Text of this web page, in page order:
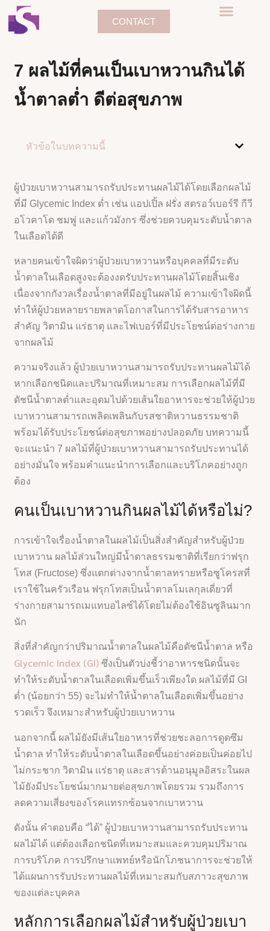
CONTACT
7 ผลไม้ที่คนเป็นเบาหวานกินได้
น้ำตาลต่ำ ดีต่อสุขภาพ
หัวข้อในบทความนี้
ผู้ป่วยเบาหวานสามารถรับประทานผลไม้ได้โดยเลือกผลไม้
ที่มี Glycemic Index ต่ำ เช่น แอปเปิ้ล ฝรั่ง สตรอว์เบอร์รี กีวี
อโวคาโด ชมพู่ และแก้วมังกร ซึ่งช่วยควบคุมระดับน้ำตาล
ในเลือดได้ดี
หลายคนเข้าใจผิดว่าผู้ป่วยเบาหวานหรือบุคคลที่มีระดับ
น้ำตาลในเลือดสูงจะต้องงดรับประทานผลไม้โดยสิ้นเชิง
เนื่องจากกังวลเรื่องน้ำตาลที่มีอยู่ในผลไม้ ความเข้าใจผิดนี้
ทำให้ผู้ป่วยหลายรายพลาดโอกาสในการได้รับสารอาหาร
สำคัญ วิตามิน แร่ธาตุ และไฟเบอร์ที่มีประโยชน์ต่อร่างกาย
จากผลไม้
ความจริงแล้ว ผู้ป่วยเบาหวานสามารถรับประทานผลไม้ได้
หากเลือกชนิดและปริมาณที่เหมาะสม การเลือกผลไม้ที่มี
ดัชนีน้ำตาลต่ำและอุดมไปด้วยเส้นใยอาหารจะช่วยให้ผู้ป่วย
เบาหวานสามารถเพลิดเพลินกับรสชาติหวานธรรมชาติ
พร้อมได้รับประโยชน์ต่อสุขภาพอย่างปลอดภัย บทความนี้
จะแนะนำ 7 ผลไม้ที่ผู้ป่วยเบาหวานสามารถรับประทานได้
อย่างมั่นใจ พร้อมคำแนะนำการเลือกและบริโภคอย่างถูก
ต้อง
คนเป็นเบาหวานกินผลไม้ได้หรือไม่?
การเข้าใจเรื่องน้ำตาลในผลไม้เป็นสิ่งสำคัญสำหรับผู้ป่วย
เบาหวาน ผลไม้ส่วนใหญ่มีน้ำตาลธรรมชาติที่เรียกว่าฟรุก
โทส (Fructose) ซึ่งแตกต่างจากน้ำตาลทรายหรือซูโครสที่
เราใช้ในครัวเรือน ฟรุกโทสเป็นน้ำตาลโมเลกุลเดี่ยวที่
ร่างกายสามารถเมแทบอไลซ์ได้โดยไม่ต้องใช้อินซูลินมาก
นัก
สิ่งที่สำคัญกว่าปริมาณน้ำตาลในผลไม้คือดัชนีน้ำตาล หรือ
Glycemic Index (GI) ซึ่งเป็นตัวบ่งชี้ว่าอาหารชนิดนั้นจะ
ทำให้ระดับน้ำตาลในเลือดเพิ่มขึ้นเร็วเพียงใด ผลไม้ที่มี GI
ต่ำ (น้อยกว่า 55) จะไม่ทำให้น้ำตาลในเลือดเพิ่มขึ้นอย่าง
รวดเร็ว จึงเหมาะสำหรับผู้ป่วยเบาหวาน
นอกจากนี้ ผลไม้ยังมีเส้นใยอาหารที่ช่วยชะลอการดูดซึม
น้ำตาล ทำให้ระดับน้ำตาลในเลือดขึ้นอย่างค่อยเป็นค่อยไป
ไม่กระชาก วิตามิน แร่ธาตุ และสารต้านอนุมูลอิสระในผล
ไม้ยังมีประโยชน์มากมายต่อสุขภาพโดยรวม รวมถึงการ
ลดความเสี่ยงของโรคแทรกซ้อนจากเบาหวาน
ดังนั้น คำตอบคือ “ได้” ผู้ป่วยเบาหวานสามารถรับประทาน
ผลไม้ได้ แต่ต้องเลือกชนิดที่เหมาะสมและควบคุมปริมาณ
การบริโภค การปรึกษาแพทย์หรือนักโภชนาการจะช่วยให้
ได้แผนการรับประทานผลไม้ที่เหมาะสมกับสภาวะสุขภาพ
ของแต่ละบุคคล
หลักการเลือกผลไม้สำหรับผู้ป่วยเบา